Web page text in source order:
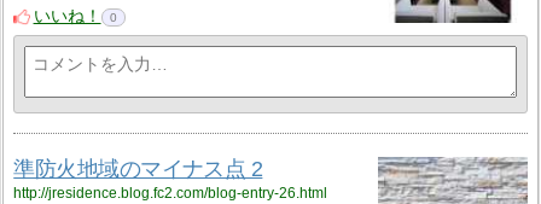
いいね！
0
準防火地域のマイナス点 2
http://jresidence.blog.fc2.com/blog-entry-26.html